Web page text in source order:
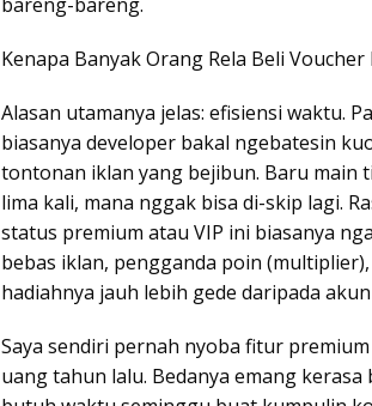
Kenapa Banyak Orang Rela Beli Voucher
Alasan utamanya jelas: efisiensi waktu.
biasanya developer bakal ngebatesin
tontonan iklan yang bejibun. Baru main
lima kali, mana nggak bisa di-skip lagi.
status premium atau VIP ini biasanya
bebas iklan, pengganda poin
hadiahnya jauh lebih gede daripada
Saya sendiri pernah nyoba fitur
uang tahun lalu. Bedanya emang kerasa